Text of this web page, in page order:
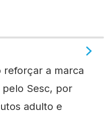
reforçar a marca
pelo Sesc, por
adulto e